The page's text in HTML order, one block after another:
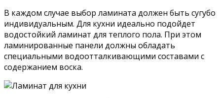
В каждом случае выбор ламината должен быть сугубо
индивидуальным. Для кухни идеально подойдет
водостойкий ламинат для теплого пола. При этом
ламинированные панели должны обладать
специальными водоотталкивающими составами с
содержанием воска.